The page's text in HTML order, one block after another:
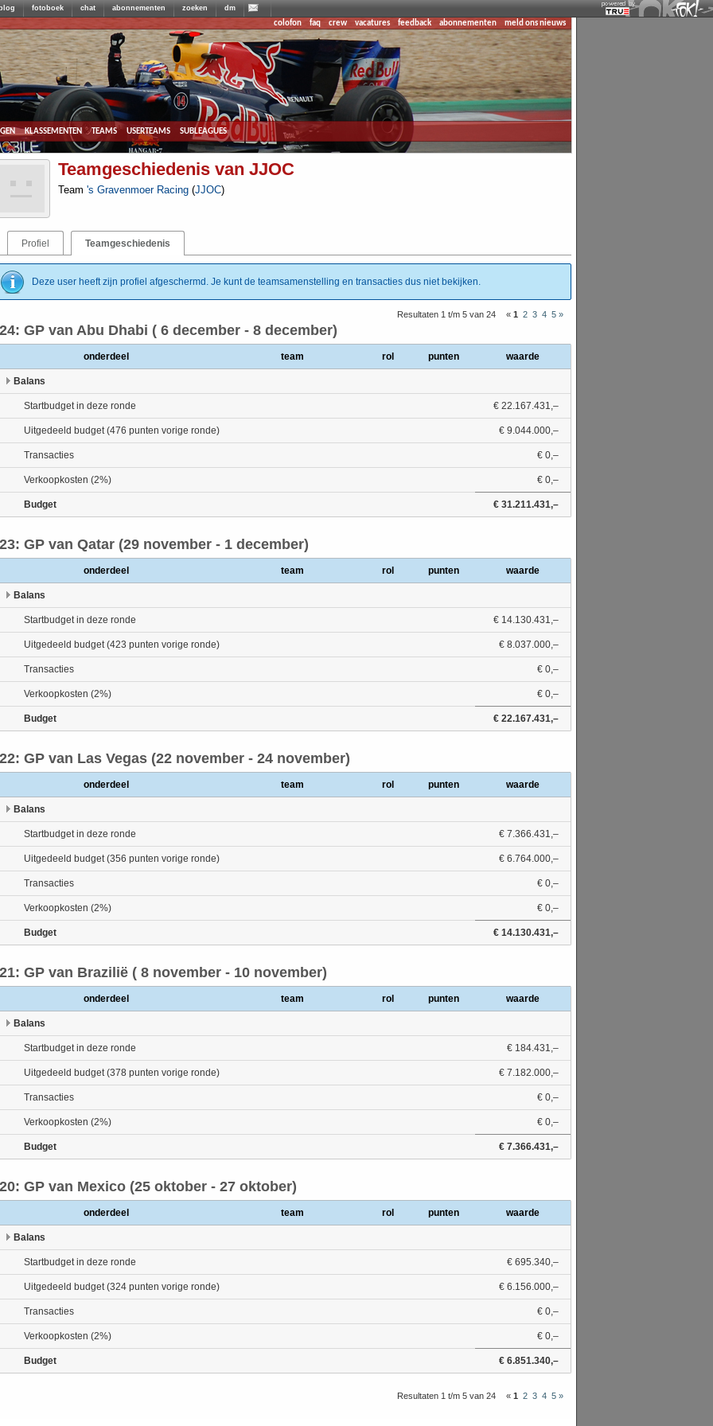
fotoboek chat abonnementen zoeken dm
colofon faq crew vacatures feedback abonnementen meld ons nieuws
klassementen teams userteams subleagues
Teamgeschiedenis van JJOC
Team 's Gravenmoer Racing (JJOC)
Profiel Teamgeschiedenis
Deze user heeft zijn profiel afgeschermd. Je kunt de teamsamenstelling en transacties dus niet bekijken.
Resultaten 1 t/m 5 van 24 « 1 2 3 4 5 »
GP van Abu Dhabi ( 6 december - 8 december)
onderdeel team rol punten waarde
Balans
Startbudget in deze ronde € 22.167.431,–
Uitgedeeld budget (476 punten vorige ronde) € 9.044.000,–
Transacties € 0,–
Verkoopkosten (2%) € 0,–
Budget € 31.211.431,–
GP van Qatar (29 november - 1 december)
onderdeel team rol punten waarde
Balans
Startbudget in deze ronde € 14.130.431,–
Uitgedeeld budget (423 punten vorige ronde) € 8.037.000,–
Transacties € 0,–
Verkoopkosten (2%) € 0,–
Budget € 22.167.431,–
GP van Las Vegas (22 november - 24 november)
onderdeel team rol punten waarde
Balans
Startbudget in deze ronde € 7.366.431,–
Uitgedeeld budget (356 punten vorige ronde) € 6.764.000,–
Transacties € 0,–
Verkoopkosten (2%) € 0,–
Budget € 14.130.431,–
GP van Brazilië ( 8 november - 10 november)
onderdeel team rol punten waarde
Balans
Startbudget in deze ronde € 184.431,–
Uitgedeeld budget (378 punten vorige ronde) € 7.182.000,–
Transacties € 0,–
Verkoopkosten (2%) € 0,–
Budget € 7.366.431,–
GP van Mexico (25 oktober - 27 oktober)
onderdeel team rol punten waarde
Balans
Startbudget in deze ronde € 695.340,–
Uitgedeeld budget (324 punten vorige ronde) € 6.156.000,–
Transacties € 0,–
Verkoopkosten (2%) € 0,–
Budget € 6.851.340,–
Resultaten 1 t/m 5 van 24 « 1 2 3 4 5 »